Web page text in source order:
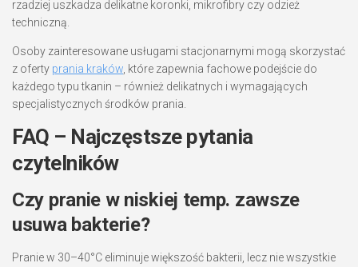
rzadziej uszkadza delikatne koronki, mikrofibry czy odzież
techniczną.
Osoby zainteresowane usługami stacjonarnymi mogą skorzystać
z oferty prania kraków , które zapewnia fachowe podejście do
każdego typu tkanin – również delikatnych i wymagających
specjalistycznych środków prania.
FAQ – Najczęstsze pytania
czytelników
Czy pranie w niskiej temp. zawsze
usuwa bakterie?
Pranie w 30–40°C eliminuje większość bakterii, lecz nie wszystkie